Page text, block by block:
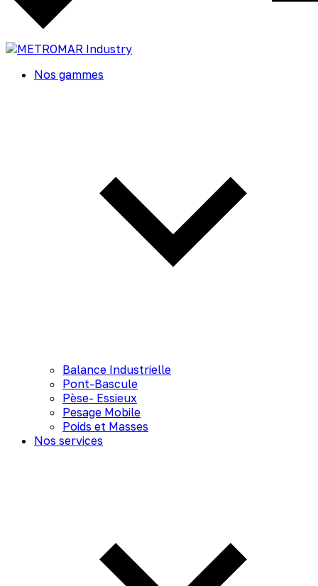
Nos gammes
Balance Industrielle
Pont-Bascule
Pèse- Essieux
Pesage Mobile
Poids et Masses
Nos services